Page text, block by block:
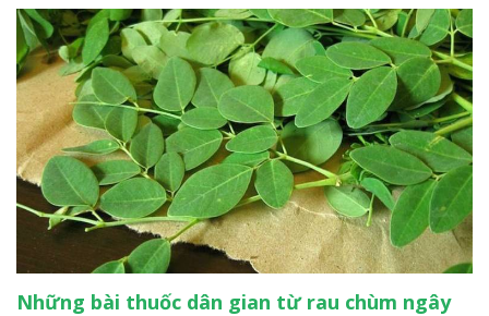
Những bài thuốc dân gian từ rau chùm ngây